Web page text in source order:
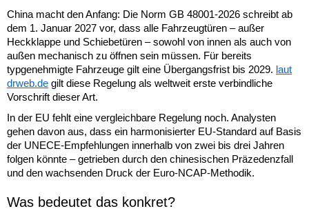
China macht den Anfang: Die Norm GB 48001-2026 schreibt ab
dem 1. Januar 2027 vor, dass alle Fahrzeugtüren – außer
Heckklappe und Schiebetüren – sowohl von innen als auch von
außen mechanisch zu öffnen sein müssen. Für bereits
typgenehmigte Fahrzeuge gilt eine Übergangsfrist bis 2029. laut
drweb.de gilt diese Regelung als weltweit erste verbindliche
Vorschrift dieser Art.
In der EU fehlt eine vergleichbare Regelung noch. Analysten
gehen davon aus, dass ein harmonisierter EU-Standard auf Basis
der UNECE-Empfehlungen innerhalb von zwei bis drei Jahren
folgen könnte – getrieben durch den chinesischen Präzedenzfall
und den wachsenden Druck der Euro-NCAP-Methodik.
Was bedeutet das konkret?